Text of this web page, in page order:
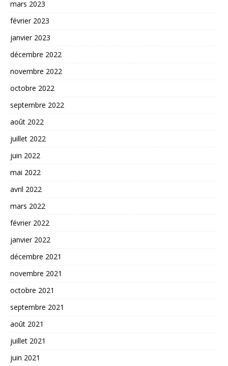
mars 2023
février 2023
janvier 2023
décembre 2022
novembre 2022
octobre 2022
septembre 2022
août 2022
juillet 2022
juin 2022
mai 2022
avril 2022
mars 2022
février 2022
janvier 2022
décembre 2021
novembre 2021
octobre 2021
septembre 2021
août 2021
juillet 2021
juin 2021